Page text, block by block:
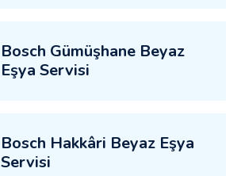
Bosch Gümüşhane Beyaz
Eşya Servisi
Bosch Hakkâri Beyaz Eşya
Servisi